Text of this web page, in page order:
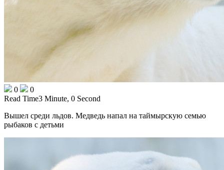
0
0
Read Time3 Minute, 0 Second
Вышел среди льдов. Медведь напал на таймырскую семью
рыбаков с детьми